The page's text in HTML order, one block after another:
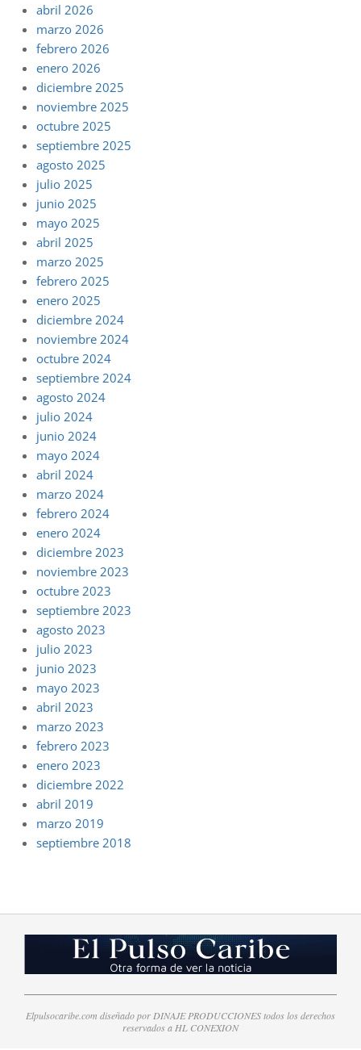
abril 2026
marzo 2026
febrero 2026
enero 2026
diciembre 2025
noviembre 2025
octubre 2025
septiembre 2025
agosto 2025
julio 2025
junio 2025
mayo 2025
abril 2025
marzo 2025
febrero 2025
enero 2025
diciembre 2024
noviembre 2024
octubre 2024
septiembre 2024
agosto 2024
julio 2024
junio 2024
mayo 2024
abril 2024
marzo 2024
febrero 2024
enero 2024
diciembre 2023
noviembre 2023
octubre 2023
septiembre 2023
agosto 2023
julio 2023
junio 2023
mayo 2023
abril 2023
marzo 2023
febrero 2023
enero 2023
diciembre 2022
abril 2019
marzo 2019
septiembre 2018
Elpulsocaribe.com diseñado por DINAJE PRODUCCIONES todos los derechos
reservados a HL CONEXION